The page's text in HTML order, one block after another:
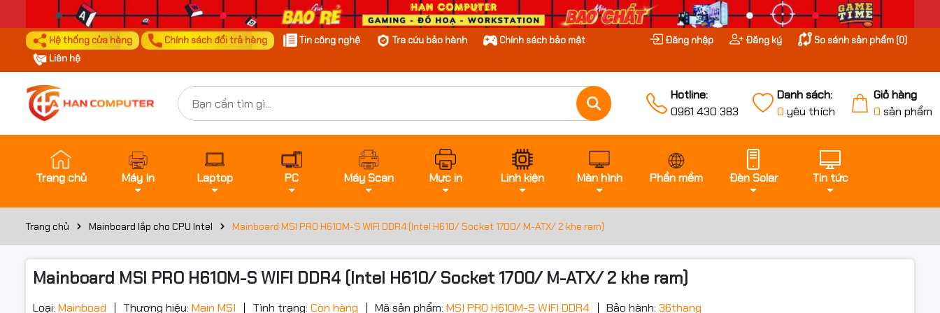
Hệ thống cửa hàng Chính sách đổi trả hàng Tin công nghệ Tra cứu bảo hành
Chính sách bảo mật
Liên hệ
Đăng nhập Đăng ký So sánh sản phẩm (0)
Hotline:
0961 430 383
Danh sách:
0 yêu thích
Giỏ hàng
0 sản phẩm
Trang chủ Máy In Laptop PC Máy Scan Mực in Linh kiện Màn hình Phần mềm Đèn Solar Tin tức
Trang chủ Mainboard lắp cho CPU Intel Mainboard MSI PRO H610M-S WIFI DDR4 (Intel H610/ Socket 1700/ M-ATX/ 2 khe ram)
Mainboard MSI PRO H610M-S WIFI DDR4 (Intel H610/ Socket 1700/ M-ATX/ 2 khe ram)
Loại: Mainboad Thương hiệu: Main MSI Tình trạng: Còn hàng Mã sản phẩm: MSI PRO H610M-S WIFI DDR4 Bảo hành: 36thang